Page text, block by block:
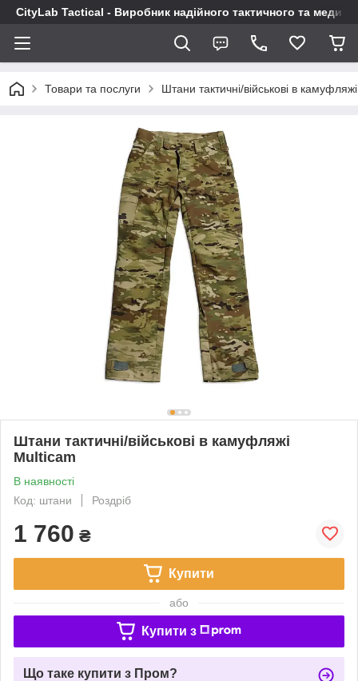
CityLab Tactical - Виробник надійного тактичного та
Товари та послуги Штани тактичні/військові в
Штани тактичні/військові в камуфляжі
Multicam
В наявності
Код: штани
Роздріб
1 760 ₴
Купити
або
Купити з
Що таке купити з Пром?